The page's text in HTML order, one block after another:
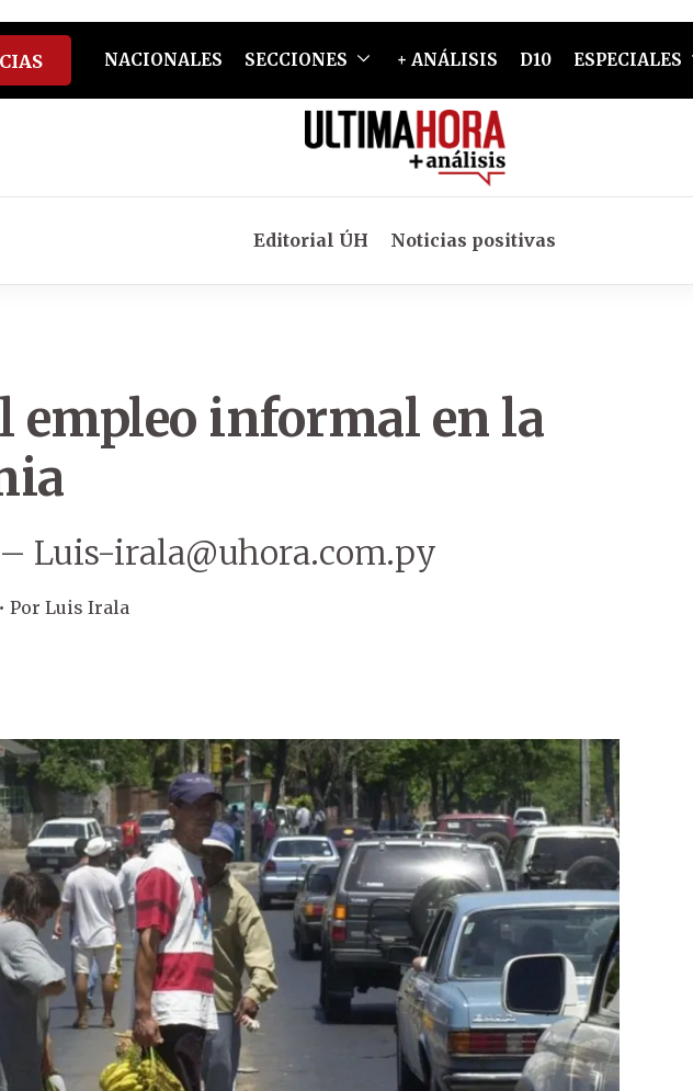
NACIONALES SECCIONES + ANÁLISIS D10 ESPECIALES
Editorial ÚH Noticias positivas
empleo informal en la
Luis-irala@uhora.com.py
Por Luis Irala